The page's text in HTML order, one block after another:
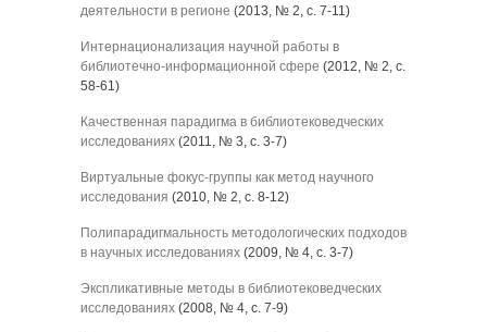
деятельности в регионе (2013, № 2, с. 7-11)
Интернационализация научной работы в
библиотечно-информационной сфере (2012, № 2, с.
58-61)
Качественная парадигма в библиотековедческих
исследованиях (2011, № 3, с. 3-7)
Виртуальные фокус-группы как метод научного
исследования (2010, № 2, с. 8-12)
Полипарадигмальность методологических подходов
в научных исследованиях (2009, № 4, с. 3-7)
Экспликативные методы в библиотековедческих
исследованиях (2008, № 4, с. 7-9)